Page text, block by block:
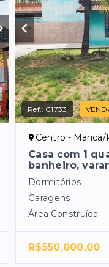
Ref.: C1733
Centro - Maricá/
Casa com 1
banheiro,
Dormitórios
Garagens
Área Construída
R$550.000,00